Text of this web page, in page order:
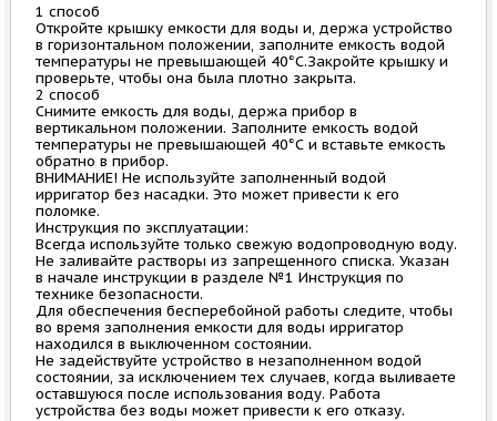
1 способ
Откройте крышку емкости для воды и, держа устройство
в горизонтальном положении, заполните емкость водой
температуры не превышающей 40°С.Закройте крышку и
проверьте, чтобы она была плотно закрыта.
2 способ
Снимите емкость для воды, держа прибор в
вертикальном положении. Заполните емкость водой
температуры не превышающей 40°С и вставьте емкость
обратно в прибор.
ВНИМАНИЕ! Не используйте заполненный водой
ирригатор без насадки. Это может привести к его
поломке.
Инструкция по эксплуатации:
Всегда используйте только свежую водопроводную воду.
Не заливайте растворы из запрещенного списка. Указан
в начале инструкции в разделе №1 Инструкция по
технике безопасности.
Для обеспечения бесперебойной работы следите, чтобы
во время заполнения емкости для воды ирригатор
находился в выключенном состоянии.
Не задействуйте устройство в незаполненном водой
состоянии, за исключением тех случаев, когда выливаете
оставшуюся после использования воду. Работа
устройства без воды может привести к его отказу.